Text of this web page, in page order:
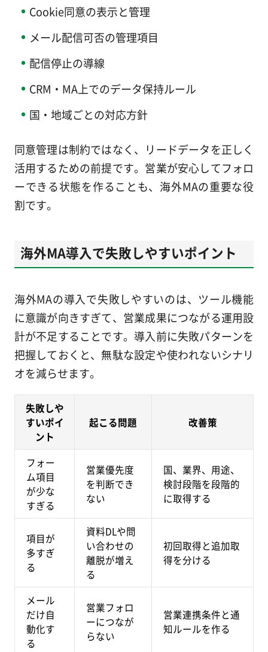
Cookie同意の表示と管理
メール配信可否の管理項目
配信停止の導線
CRM・MA上でのデータ保持ルール
国・地域ごとの対応方針
同意管理は制約ではなく、リードデータを正しく
活用するための前提です。営業が安心してフォロ
ーできる状態を作ることも、海外MAの重要な役
割です。
海外MA導入で失敗しやすいポイント
海外MAの導入で失敗しやすいのは、ツール機能
に意識が向きすぎて、営業成果につながる運用設
計が不足することです。導入前に失敗パターンを
把握しておくと、無駄な設定や使われないシナリ
オを減らせます。
失敗しや
すいポイ
ント
起こる問題 改善策
フォー
ム項目
が少な
すぎる
営業優先度
を判断でき
ない
国、業界、用途、
検討段階を段階的
に取得する
項目が
多すぎ
る
資料DLや問
い合わせの
離脱が増え
る
初回取得と追加取
得を分ける
メール
だけ自
動化す
る
営業フォロ
ーにつなが
らない
営業連携条件と通
知ルールを作る